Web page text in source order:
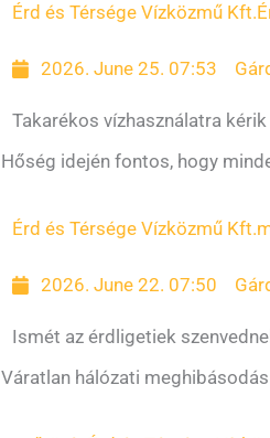
Érd és Térsége Vízközmű Kft.
2026. June 25. 07:53
Takarékos vízhasználatra
Hőség idején fontos, hogy
Érd és Térsége Vízközmű Kft.
2026. June 22. 07:50
Ismét az érdligetiek
Váratlan hálózati